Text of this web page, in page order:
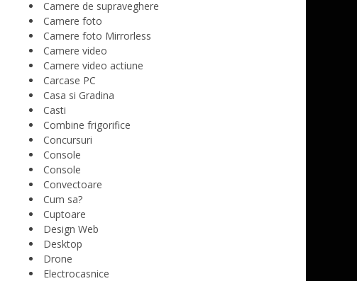
Camere de supraveghere
Camere foto
Camere foto Mirrorless
Camere video
Camere video actiune
Carcase PC
Casa si Gradina
Casti
Combine frigorifice
Concursuri
Console
Console
Convectoare
Cum sa?
Cuptoare
Design Web
Desktop
Drone
Electrocasnice